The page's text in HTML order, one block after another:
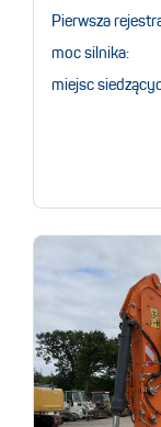
Pierwsza
moc silnika:
miejsc